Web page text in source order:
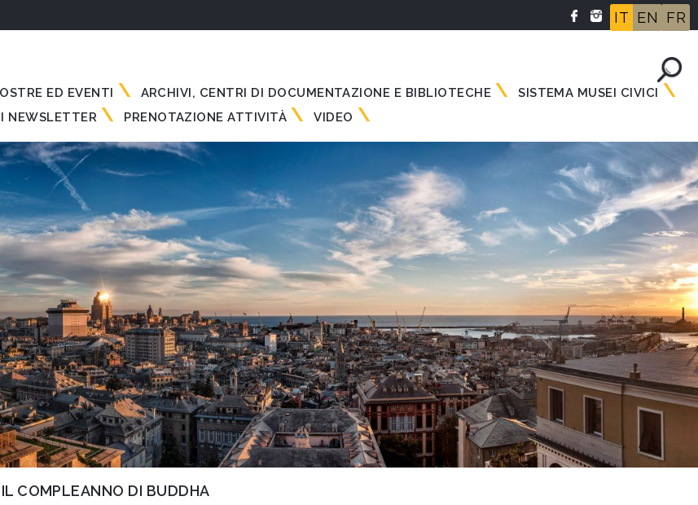
IT EN FR
ED EVENTI ARCHIVI, CENTRI DI DOCUMENTAZIONE E BIBLIOTECHE
SISTEMA MUSEI CIVICI
NEWSLETTER PRENOTAZIONE ATTIVITÀ VIDEO
COMPLEANNO DI BUDDHA